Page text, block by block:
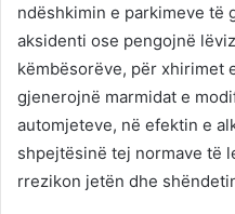
ndëshkimin e parkimeve të
aksidenti ose pengojnë
këmbësorëve, për xhirimet
gjenerojnë marmidat e
automjeteve, në efektin e
shpejtësinë tej normave të
rrezikon jetën dhe